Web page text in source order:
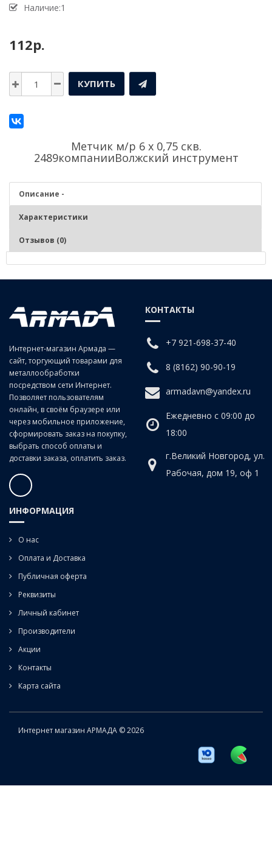
Наличие:1
112р.
КУПИТЬ
Метчик м/р 6 х 0,75 скв.
2489компанииВолжский инструмент
Описание -
Характеристики
Отзывов (0)
Нарезание и калибрование метрической внутренней резьбы в
заготовках изделиях из чугунов, сталей средней и низкой
твердости, цветных сплавов.
Для сквозных отверстий.
Интернет-магазин Армада —
сайт, торгующий товарами для
металлообработки
посредством сети Интернет.
Позволяет пользователям
онлайн, в своём браузере или
через мобильное приложение,
сформировать заказ на покупку,
выбрать способ оплаты и
доставки заказа, оплатить заказ.
КОНТАКТЫ
+7 921-698-37-40
8 (8162) 90-90-19
armadavn@yandex.ru
Ежедневно с 09:00 до
18:00
г.Великий Новгород, ул.
Рабочая, дом 19, оф 1
ИНФОРМАЦИЯ
О нас
Оплата и Доставка
Публичная оферта
Реквизиты
Личный кабинет
Производители
Акции
Контакты
Карта сайта
Интернет магазин АРМАДА © 2026